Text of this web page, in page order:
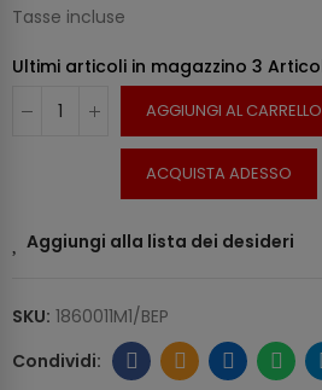
Tasse incluse
Ultimi articoli in magazzino 3
AGGIUNGI AL CARRELLO
ACQUISTA ADESSO
Aggiungi alla lista dei desideri
SKU: 1860011M1/BEP